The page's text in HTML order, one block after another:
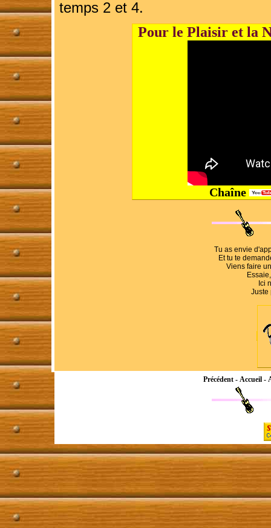
temps 2 et 4.
Pour le Plaisir et la
Chaîne
Tu as envie
Et tu te
Viens faire
Ici
Juste
Précédent - Accueil -